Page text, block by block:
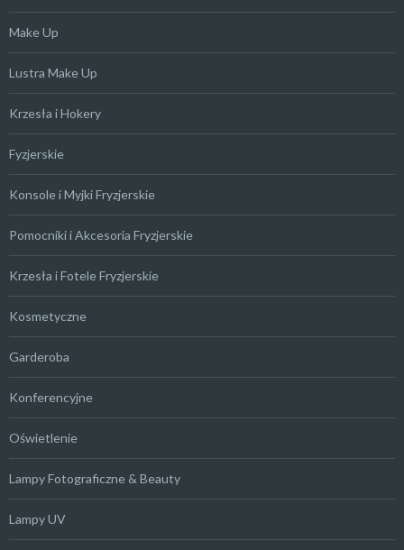
Make Up
Lustra Make Up
Krzesła i Hokery
Fyzjerskie
Konsole i Myjki Fryzjerskie
Pomocniki i Akcesoria Fryzjerskie
Krzesła i Fotele Fryzjerskie
Kosmetyczne
Garderoba
Konferencyjne
Oświetlenie
Lampy Fotograficzne & Beauty
Lampy UV